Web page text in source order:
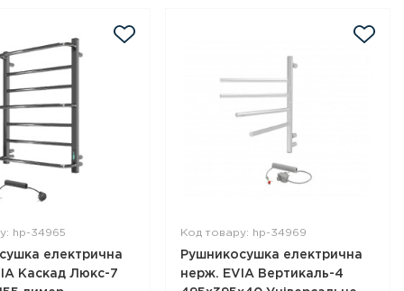
hp-34965
електрична
Каскад Люкс-7
Код товару: hp-34969
Рушникосушка електрична
нерж. EVIA Вертикаль-4